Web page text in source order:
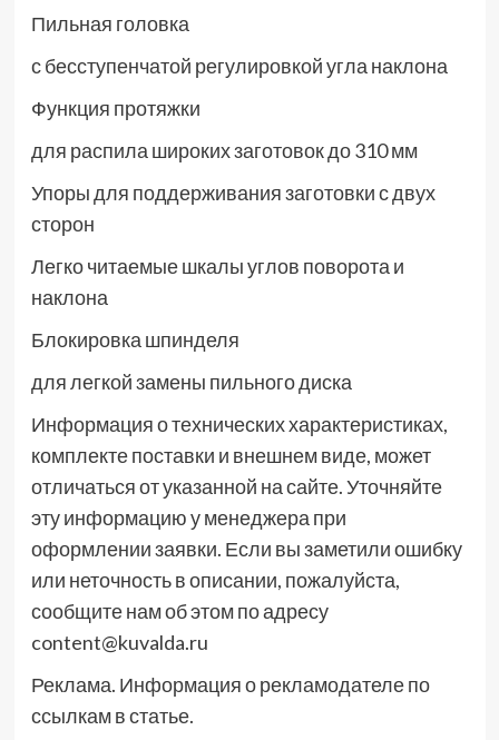
Пильная головка
с бесступенчатой регулировкой угла наклона
Функция протяжки
для распила широких заготовок до 310 мм
Упоры для поддерживания заготовки с двух
сторон
Легко читаемые шкалы углов поворота и
наклона
Блокировка шпинделя
для легкой замены пильного диска
Информация о технических характеристиках,
комплекте поставки и внешнем виде, может
отличаться от указанной на сайте. Уточняйте
эту информацию у менеджера при
оформлении заявки. Если вы заметили ошибку
или неточность в описании, пожалуйста,
сообщите нам об этом по адресу
content@kuvalda.ru
Реклама. Информация о рекламодателе по
ссылкам в статье.